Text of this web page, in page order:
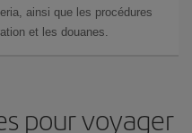
ainsi que les procédures
et les douanes.
pour voyager